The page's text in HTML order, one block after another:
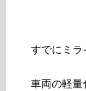
すでにミラ
車両の軽量